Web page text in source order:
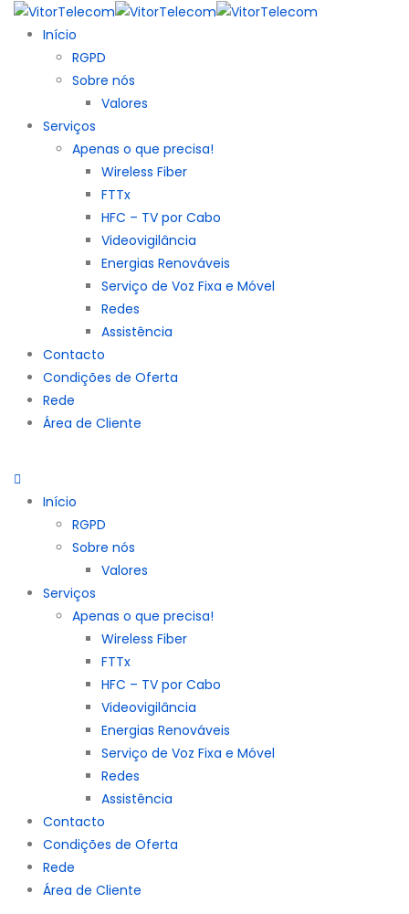
Início
RGPD
Sobre nós
Valores
Serviços
Apenas o que precisa!
Wireless Fiber
FTTx
HFC – TV por Cabo
Videovigilância
Energias Renováveis
Serviço de Voz Fixa e Móvel
Redes
Assistência
Contacto
Condições de Oferta
Rede
Área de Cliente
Início
RGPD
Sobre nós
Valores
Serviços
Apenas o que precisa!
Wireless Fiber
FTTx
HFC – TV por Cabo
Videovigilância
Energias Renováveis
Serviço de Voz Fixa e Móvel
Redes
Assistência
Contacto
Condições de Oferta
Rede
Área de Cliente